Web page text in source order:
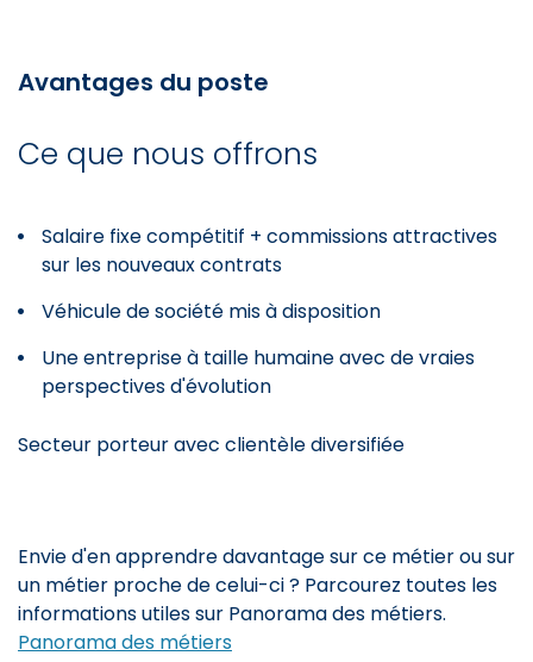
Avantages du poste
Ce que nous offrons
Salaire fixe compétitif + commissions attractives
sur les nouveaux contrats
Véhicule de société mis à disposition
Une entreprise à taille humaine avec de vraies
perspectives d'évolution
Secteur porteur avec clientèle diversifiée
Envie d'en apprendre davantage sur ce métier ou sur
un métier proche de celui-ci ? Parcourez toutes les
informations utiles sur Panorama des métiers.
Panorama des métiers